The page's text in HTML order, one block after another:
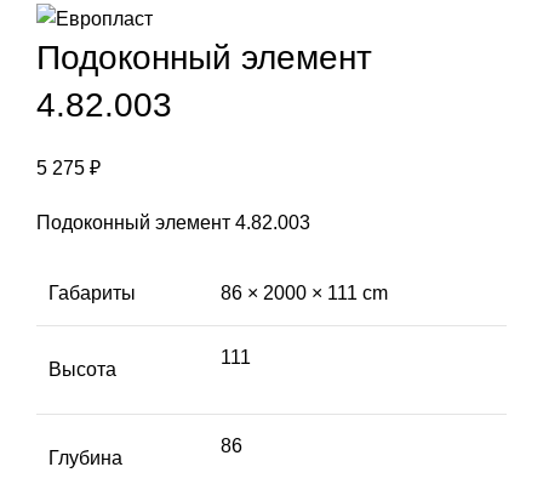
Подоконный элемент
4.82.003
5 275 ₽
Подоконный элемент 4.82.003
Габариты 86 × 2000 × 111 cm
Высота
111
Глубина
86